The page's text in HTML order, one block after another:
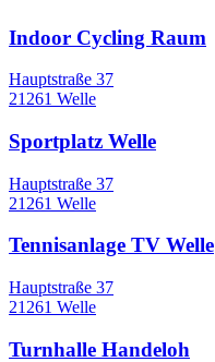
Indoor Cycling Raum
Hauptstraße 37
21261 Welle
Sportplatz Welle
Hauptstraße 37
21261 Welle
Tennisanlage TV Welle
Hauptstraße 37
21261 Welle
Turnhalle Handeloh